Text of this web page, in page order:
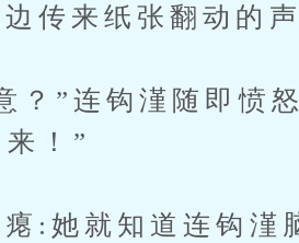
纸张翻动的声
连钩漌随即愤怒
！”
就知道连钩漌脑